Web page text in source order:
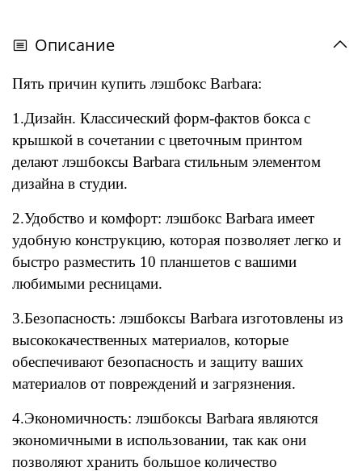
Описание
Пять причин купить лэшбокс Barbara:
1.Дизайн. Классический форм-фактов бокса с
крышкой в сочетании с цветочным принтом
делают лэшбоксы Barbara стильным элементом
дизайна в студии.
2.Удобство и комфорт: лэшбокс Barbara имеет
удобную конструкцию, которая позволяет легко и
быстро разместить 10 планшетов с вашими
любимыми ресницами.
3.Безопасность: лэшбоксы Barbara изготовлены из
высококачественных материалов, которые
обеспечивают безопасность и защиту ваших
материалов от повреждений и загрязнения.
4.Экономичность: лэшбоксы Barbara являются
экономичными в использовании, так как они
позволяют хранить большое количество